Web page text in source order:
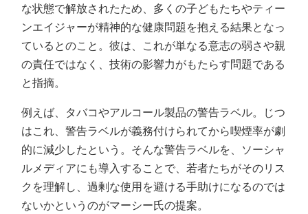
な状態で解放されたため、多くの子どもたちやティー
ンエイジャーが精神的な健康問題を抱える結果となっ
ているとのこと。彼は、これが単なる意志の弱さや親
の責任ではなく、技術の影響力がもたらす問題である
と指摘。
例えば、タバコやアルコール製品の警告ラベル。じつ
はこれ、警告ラベルが義務付けられてから喫煙率が劇
的に減少したという。そんな警告ラベルを、ソーシャ
ルメディアにも導入することで、若者たちがそのリス
クを理解し、過剰な使用を避ける手助けになるのでは
ないかというのがマーシー氏の提案。